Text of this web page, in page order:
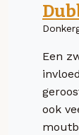
Een
ook